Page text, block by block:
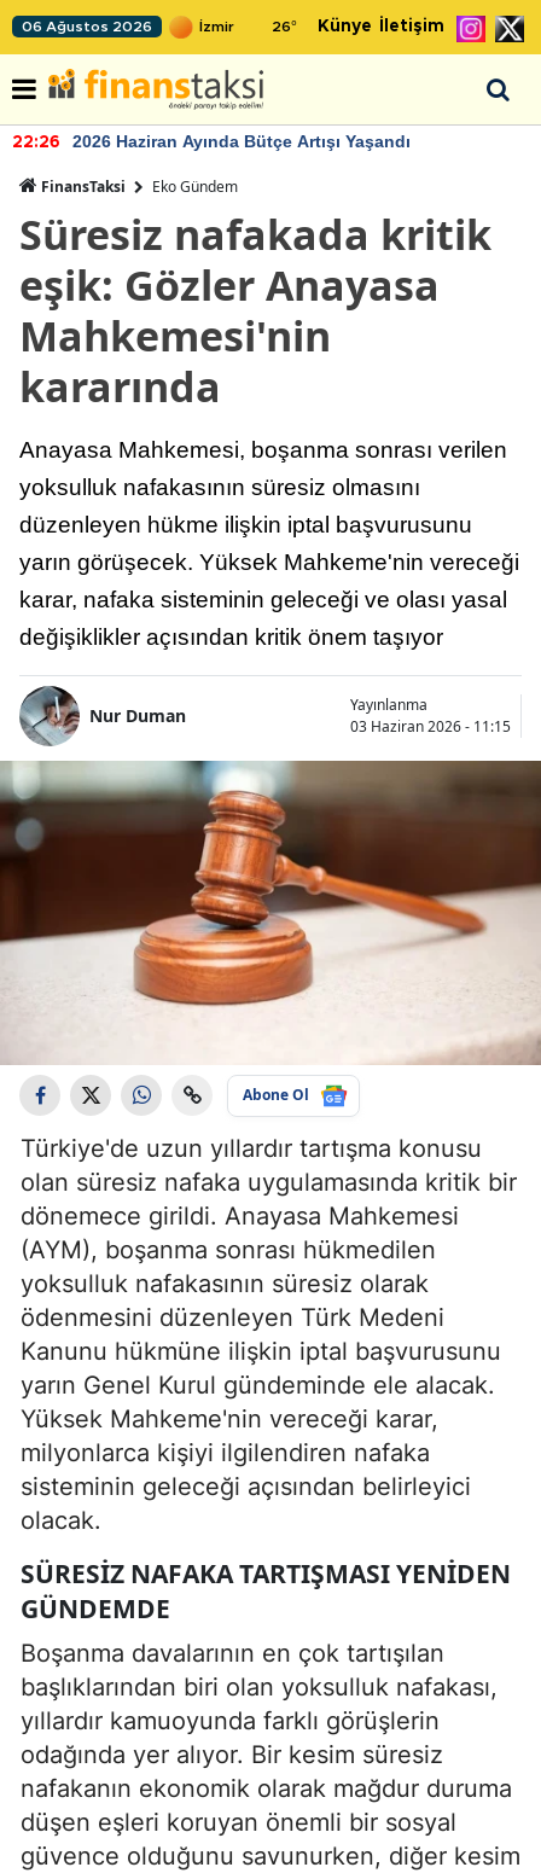
06 Ağustos 2026 26° Künye İletişim
22:26 2026 Haziran Ayında Bütçe Artışı Yaşandı
FinansTaksi Eko Gündem
Süresiz nafakada kritik
eşik: Gözler Anayasa
Mahkemesi'nin
kararında
Anayasa Mahkemesi, boşanma sonrası verilen
yoksulluk nafakasının süresiz olmasını
düzenleyen hükme ilişkin iptal başvurusunu
yarın görüşecek. Yüksek Mahkeme'nin vereceği
karar, nafaka sisteminin geleceği ve olası yasal
değişiklikler açısından kritik önem taşıyor
Nur Duman
Yayınlanma
03 Haziran 2026 - 11:15
Abone Ol
Türkiye'de uzun yıllardır tartışma konusu
olan süresiz nafaka uygulamasında kritik bir
dönemece girildi. Anayasa Mahkemesi
(AYM), boşanma sonrası hükmedilen
yoksulluk nafakasının süresiz olarak
ödenmesini düzenleyen Türk Medeni
Kanunu hükmüne ilişkin iptal başvurusunu
yarın Genel Kurul gündeminde ele alacak.
Yüksek Mahkeme'nin vereceği karar,
milyonlarca kişiyi ilgilendiren nafaka
sisteminin geleceği açısından belirleyici
olacak.
SÜRESIZ NAFAKA TARTIŞMASI YENIDEN
GÜNDEMDE
Boşanma davalarının en çok tartışılan
başlıklarından biri olan yoksulluk nafakası,
yıllardır kamuoyunda farklı görüşlerin
odağında yer alıyor. Bir kesim süresiz
nafakanın ekonomik olarak mağdur duruma
düşen eşleri koruyan önemli bir sosyal
güvence olduğunu savunurken, diğer kesim